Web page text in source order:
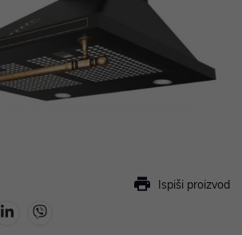
Ispiši proizvod